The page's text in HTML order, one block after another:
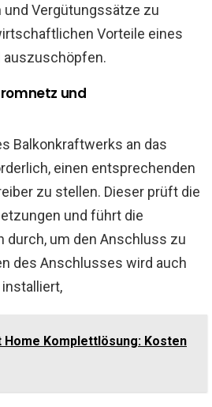
und Vergütungssätze zu
Vorteile eines
auszuschöpfen.
und
Balkonkraftwerks an das
einen entsprechenden
zu stellen. Dieser prüft die
und führt die
durch, um den Anschluss zu
des Anschlusses wird auch
Home Komplettlösung: Kosten